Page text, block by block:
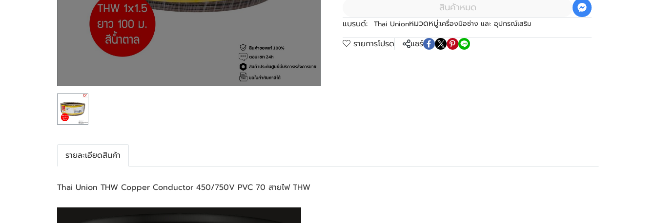
สินค้าหมด
แบรนด์: Thai Unionหมวดหมู่:เครื่องมือช่าง และ อุปกรณ์เสริม
รายการโปรด แชร์
รายละเอียดสินค้า
Thai Union THW Copper Conductor 450/750V PVC 70 สายไฟ THW